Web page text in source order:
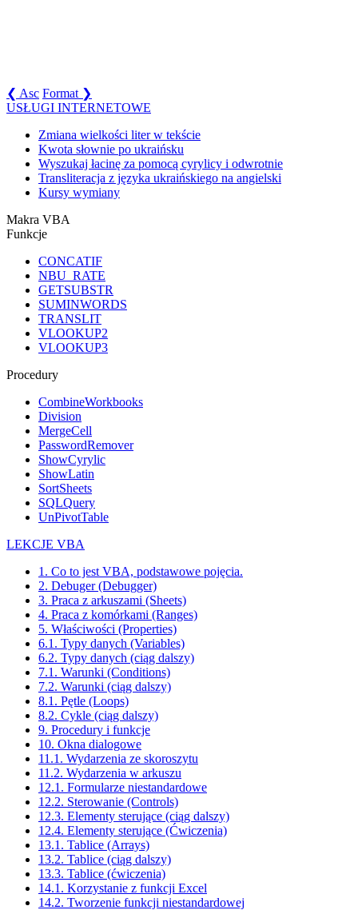
❮ Asc Format ❯
USŁUGI INTERNETOWE
Zmiana wielkości liter w tekście
Kwota słownie po ukraińsku
Wyszukaj łacinę za pomocą cyrylicy i odwrotnie
Transliteracja z języka ukraińskiego na angielski
Kursy wymiany
Makra VBA
Funkcje
CONCATIF
NBU_RATE
GETSUBSTR
SUMINWORDS
TRANSLIT
VLOOKUP2
VLOOKUP3
Procedury
CombineWorkbooks
Division
MergeCell
PasswordRemover
ShowCyrylic
ShowLatin
SortSheets
SQLQuery
UnPivotTable
LEKCJE VBA
1. Co to jest VBA, podstawowe pojęcia.
2. Debuger (Debugger)
3. Praca z arkuszami (Sheets)
4. Praca z komórkami (Ranges)
5. Właściwości (Properties)
6.1. Typy danych (Variables)
6.2. Typy danych (ciąg dalszy)
7.1. Warunki (Conditions)
7.2. Warunki (ciąg dalszy)
8.1. Pętle (Loops)
8.2. Cykle (ciąg dalszy)
9. Procedury i funkcje
10. Okna dialogowe
11.1. Wydarzenia ze skoroszytu
11.2. Wydarzenia w arkuszu
12.1. Formularze niestandardowe
12.2. Sterowanie (Controls)
12.3. Elementy sterujące (ciąg dalszy)
12.4. Elementy sterujące (Ćwiczenia)
13.1. Tablice (Arrays)
13.2. Tablice (ciąg dalszy)
13.3. Tablice (ćwiczenia)
14.1. Korzystanie z funkcji Excel
14.2. Tworzenie funkcji niestandardowej